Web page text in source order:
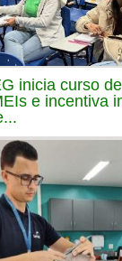
inicia curso
e incentiva